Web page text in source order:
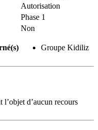
Autorisation
Phase 1
Non
Groupe Kidiliz
d’aucun recours